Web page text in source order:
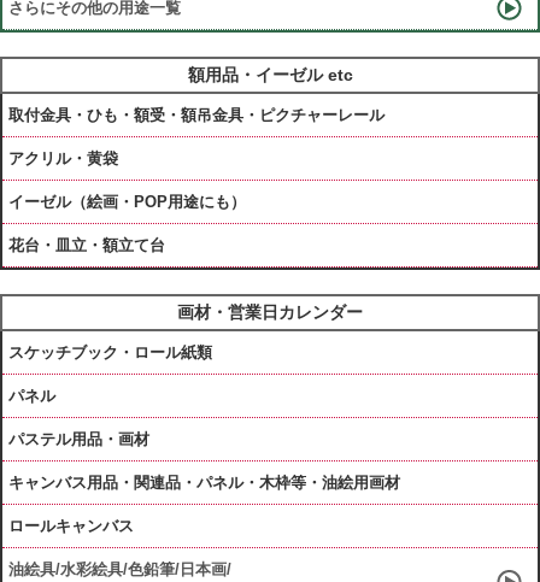
さらにその他の用途一覧
額用品・イーゼル etc
取付金具・ひも・額受・額吊金具・ピクチャーレール
アクリル・黄袋
イーゼル（絵画・POP用途にも）
花台・皿立・額立て台
画材・営業日カレンダー
スケッチブック・ロール紙類
パネル
パステル用品・画材
キャンバス用品・関連品・パネル・木枠等・油絵用画材
ロールキャンバス
油絵具/水彩絵具/色鉛筆/日本画/